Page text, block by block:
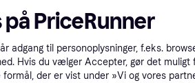
PriceRunner
adgang til personoplysninger, f.eks.
Hvis du vælger Accepter, gør det muligt
der er vist under »Vi og vores